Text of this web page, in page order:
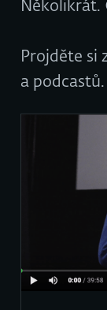
Několikrát.
Projděte si
a podcastů.